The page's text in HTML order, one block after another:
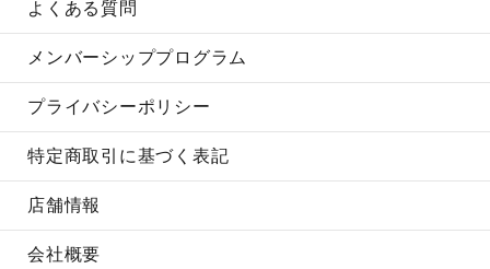
よくある質問
メンバーシッププログラム
プライバシーポリシー
特定商取引に基づく表記
店舗情報
会社概要